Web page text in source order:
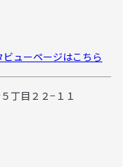
ビューページはこちら
丁目２２−１１